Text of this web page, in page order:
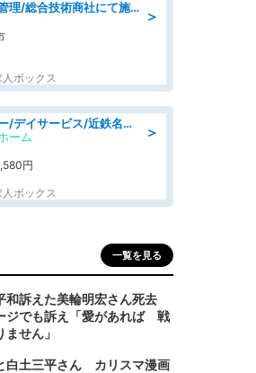
＞
工事・土木施工管理/総合技術商社にて施工管理のお仕事/即日勤務可/車通勤可/工事・土木施工管理/生産・品質管理
ボックス
＞
介護職・ヘルパー/デイサービス/近鉄名古屋線 高田本山/津市/三重県
ーム
円
ボックス
一覧を見る
和訴えた美輪明宏さん死去
ジでも訴え「愛があれば 戦
せん」
白土三平さん カリスマ漫画